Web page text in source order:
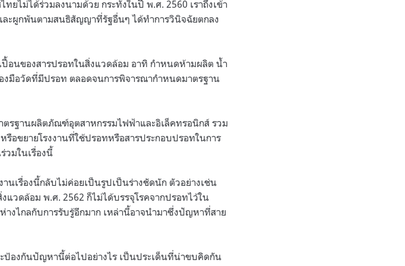
ยไม่ได้ร่วมลงนามด้วย กระทั่งในปี พ.ศ. 2560 เราถึงเข้า
ะผูกพันตามสนธิสัญญาที่รัฐอื่นๆ ได้ทำการวินิจฉัยตกลง
อนของสารปรอทในสิ่งแวดล้อม อาทิ กำหนดห้ามผลิต น้ำ
งมือวัดที่มีปรอท ตลอดจนการพิจารณากำหนดมาตรฐาน
รฐานผลิตภัณฑ์อุตสาหกรรมไฟฟ้าและอิเล็คทรอนิกส์ รวม
รือขยายโรงงานที่ใช้ปรอทหรือสารประกอบปรอทในการ
วมในเรื่องนี้
านเรื่องนี้กลับไม่ค่อยเป็นรูปเป็นร่างชัดนัก ตัวอย่างเช่น
แวดล้อม พ.ศ. 2562 ก็ไม่ได้บรรจุโรคจากปรอทไว้ใน
างไกลกับการรับรู้อีกมาก เหล่านี้อาจนำมาซึ่งปัญหาที่สาย
ะป้องกันปัญหานี้ต่อไปอย่างไร เป็นประเด็นที่น่าขบคิดกัน